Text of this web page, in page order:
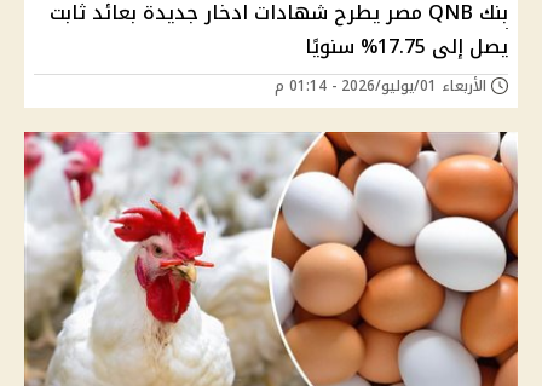
بنك QNB مصر يطرح شهادات ادخار جديدة بعائد ثابت
يصل إلى 17.75% سنويًا
الأربعاء 01/يوليو/2026 - 01:14 م